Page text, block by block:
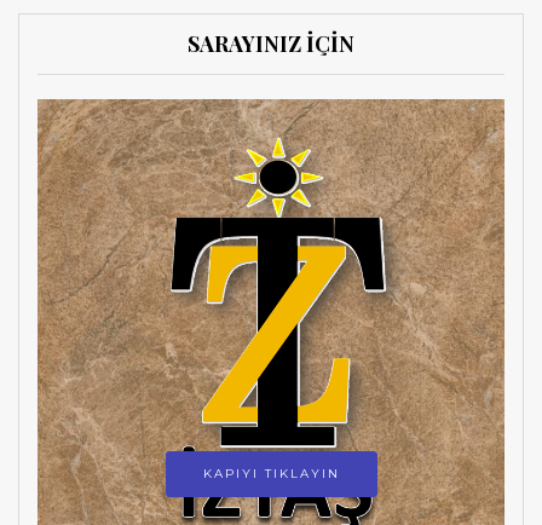
SARAYINIZ İÇİN
KAPIYI TIKLAYIN